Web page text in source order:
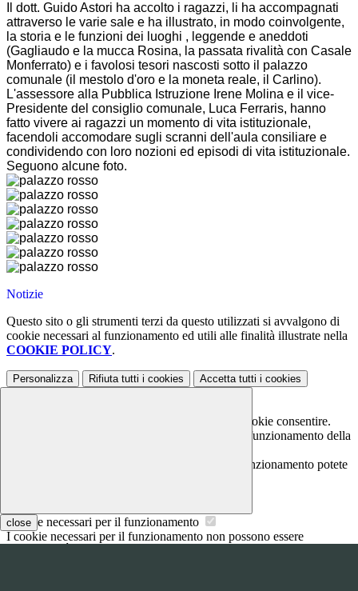
close
Il dott. Guido Astori ha accolto i ragazzi, li ha accompagnati
attraverso le varie sale e ha illustrato, in modo coinvolgente,
la storia e le funzioni dei luoghi , leggende e aneddoti
(Gagliaudo e la mucca Rosina, la passata rivalità con Casale
Monferrato) e i favolosi tesori nascosti sotto il palazzo
comunale (il mestolo d'oro e la moneta reale, il Carlino).
L'assessore alla Pubblica Istruzione Irene Molina e il vice-
Presidente del consiglio comunale, Luca Ferraris, hanno
fatto vivere ai ragazzi un momento di vita istituzionale,
facendoli accomodare sugli scranni dell'aula consiliare e
condividendo con loro nozioni ed episodi di vita istituzionale.
Seguono alcune foto.
Notizie
Questo sito o gli strumenti terzi da questo utilizzati si avvalgono di
cookie necessari al funzionamento ed utili alle finalità illustrate nella
COOKIE POLICY.
Personalizza Rifiuta tutti i cookies Accetta tutti i cookies
In questa schermata è possibile scegliere quali cookie consentire.
I cookie necessari sono quelli che consentono il funzionamento della
Per conoscere quali sono i cookie necessari al funzionamento potete
Cookie necessari per il funzionamento
I cookie necessari per il funzionamento non possono essere